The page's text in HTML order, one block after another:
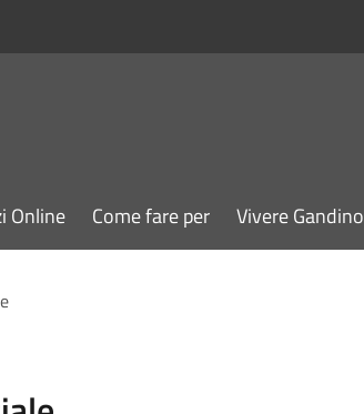
Online Come fare per Vivere Gandino